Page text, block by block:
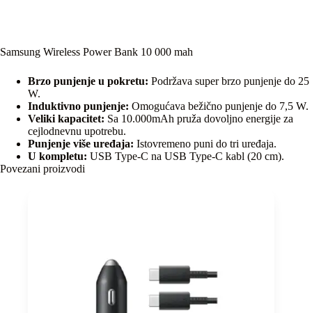
Samsung Wireless Power Bank 10 000 mah
Brzo punjenje u pokretu: Podržava super brzo punjenje do 25
W.
Induktivno punjenje: Omogućava bežično punjenje do 7,5 W.
Veliki kapacitet: Sa 10.000mAh pruža dovoljno energije za
cejlodnevnu upotrebu.
Punjenje više uređaja: Istovremeno puni do tri uređaja.
U kompletu: USB Type-C na USB Type-C kabl (20 cm).
Povezani proizvodi